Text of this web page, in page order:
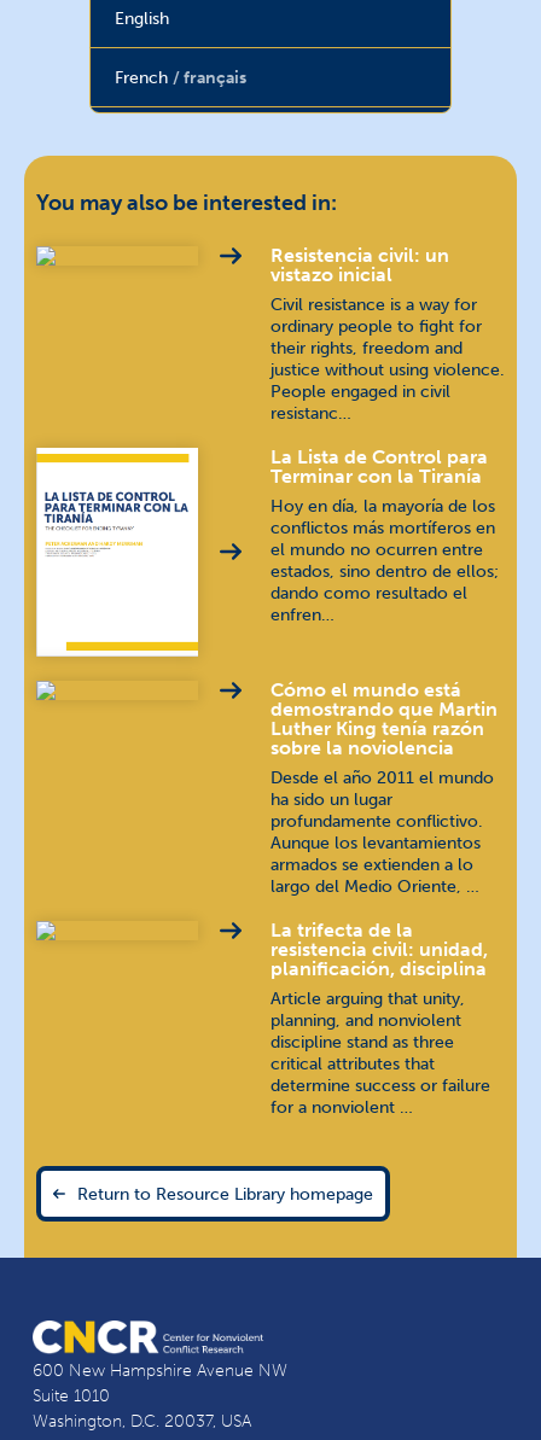
English
French français
Hindi हिन्दी
magyar nyelv
bahasa Indonesia
Kirundi
Kituba Kikongo
Portuguese (Brazilian)
русский язык
slovenský jazyk
Tamil தமிழ்
Telugu తెలుగు
Thai
Urdu اُردُو
You may also be interested in:
Resistencia civil: un
vistazo inicial
Civil resistance is a way for
ordinary people to fight for
their rights, freedom and
justice without using violence.
People engaged in civil
resistanc…
La Lista de Control para
Terminar con la Tiranía
Hoy en día, la mayoría de los
conflictos más mortíferos en
el mundo no ocurren entre
estados, sino dentro de ellos;
dando como resultado el
enfren…
Cómo el mundo está
demostrando que Martin
Luther King tenía razón
sobre la noviolencia
Desde el año 2011 el mundo
ha sido un lugar
profundamente conflictivo.
Aunque los levantamientos
armados se extienden a lo
largo del Medio Oriente, …
La trifecta de la
resistencia civil: unidad,
planificación, disciplina
Article arguing that unity,
planning, and nonviolent
discipline stand as three
critical attributes that
determine success or failure
for a nonviolent …
Return to Resource Library homepage
600 New Hampshire Avenue NW
Suite 1010
Washington, D.C. 20037, USA